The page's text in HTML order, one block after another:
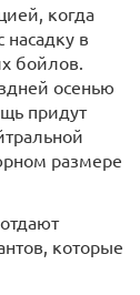
когда
в
бойлов.
осенью
придут
размере
которые